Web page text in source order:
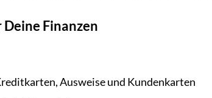
Finanzen
Ausweise und Kundenkarten